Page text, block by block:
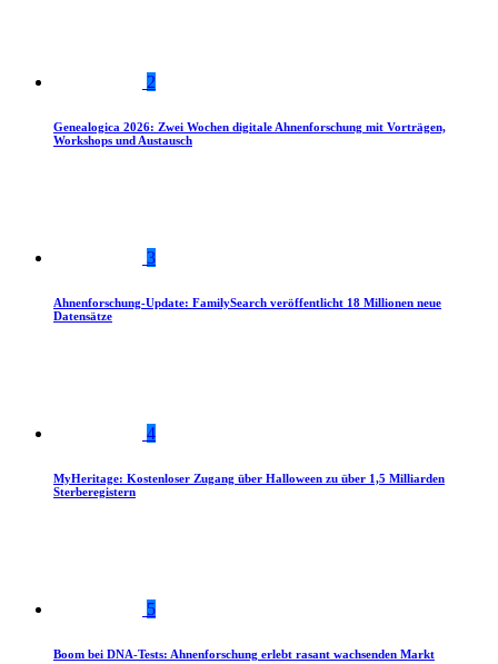
2
Genealogica 2026: Zwei Wochen digitale Ahnenforschung mit Vorträgen,
Workshops und Austausch
3
Ahnenforschung-Update: FamilySearch veröffentlicht 18 Millionen neue
Datensätze
4
MyHeritage: Kostenloser Zugang über Halloween zu über 1,5 Milliarden
Sterberegistern
5
Boom bei DNA-Tests: Ahnenforschung erlebt rasant wachsenden Markt